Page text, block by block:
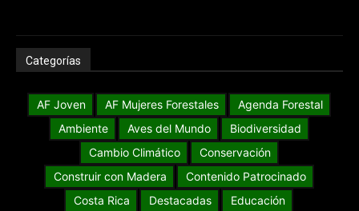
Categorías
AF Joven AF Mujeres Forestales
Agenda Forestal
Ambiente
Aves del Mundo
Biodiversidad
Cambio Climático
Conservación
Construir con Madera
Contenido Patrocinado
Costa Rica
Destacadas
Educación